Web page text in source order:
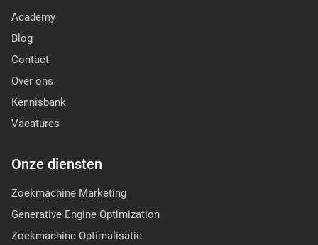
Academy
Blog
Contact
Over ons
Kennisbank
Vacatures
Onze diensten
Zoekmachine Marketing
Generative Engine Optimization
Zoekmachine Optimalisatie